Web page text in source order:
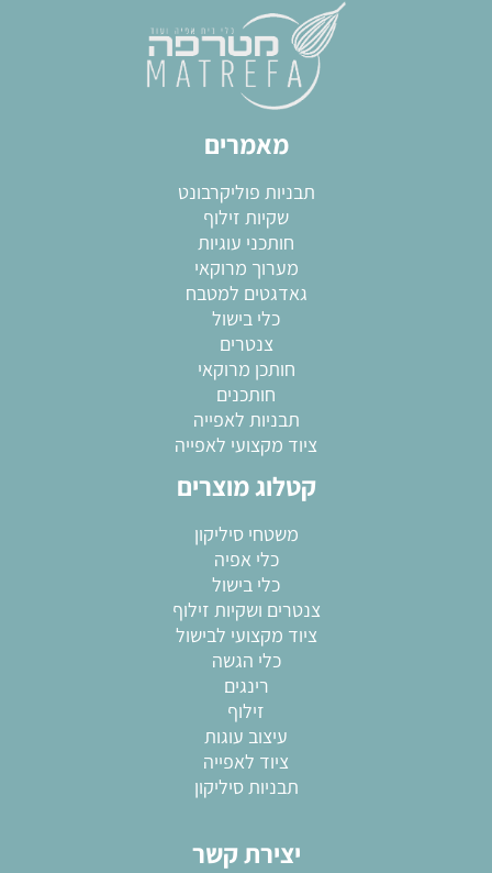
מאמרים
תבניות פוליקרבונט
שקיות זילוף
חותכני עוגיות
מערוך מרוקאי
גאדגטים למטבח
כלי בישול
צנטרים
חותכן מרוקאי
חותכנים
תבניות לאפייה
ציוד מקצועי לאפייה
קטלוג מוצרים
משטחי סיליקון
כלי אפיה
כלי בישול
צנטרים ושקיות זילוף
ציוד מקצועי לבישול
כלי הגשה
רינגים
זילוף
עיצוב עוגות
ציוד לאפייה
תבניות סיליקון
יצירת קשר